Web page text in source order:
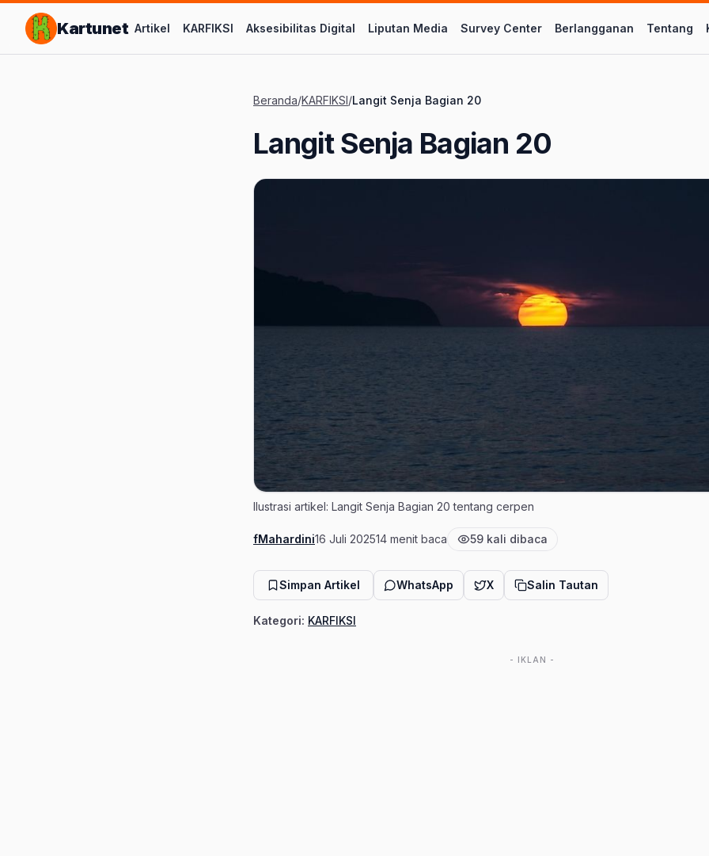
Lompat ke Konten Utama
Kartunet Artikel KARFIKSI Aksesibilitas Digital Liputan Media Survey Center Berlangganan Tentang
Beranda/KARFIKSI/Langit Senja Bagian 20
Langit Senja Bagian 20
Ilustrasi artikel: Langit Senja Bagian 20 tentang cerpen
Penulis
fMahardiniTanggal terbit
16 Juli 2025Estimasi waktu baca
14 menit baca Jumlah pembaca
59 kali dibaca
Simpan Artikel WhatsApp X Salin Tautan
Kategori: KARFIKSI
- IKLAN -